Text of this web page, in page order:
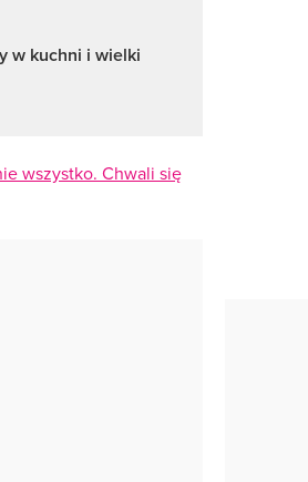
w kuchni i wielki
wszystko. Chwali się